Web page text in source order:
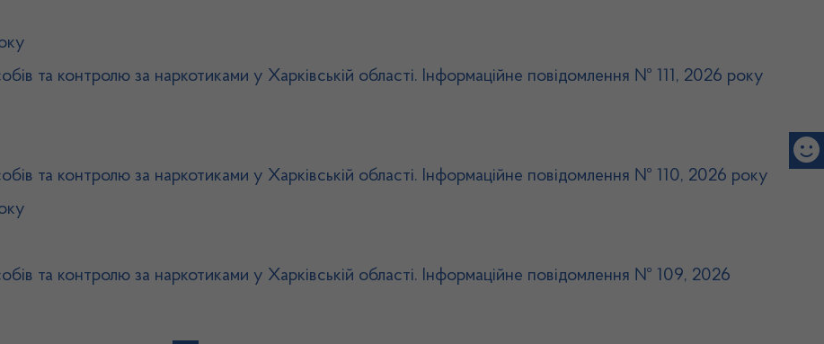
та контролю за наркотиками у Харківській області. Інформаційне повідомлення № 111, 2026 року
та контролю за наркотиками у Харківській області. Інформаційне повідомлення № 110, 2026 року
та контролю за наркотиками у Харківській області. Інформаційне повідомлення № 109, 2026